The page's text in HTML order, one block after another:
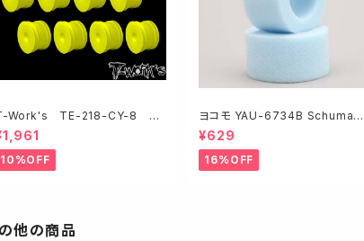
Work's TE-218-CY-8 リ
ホイール・イエロー 【アソシ/ヨ
モ/京商/HB用・8ケ入】
10%OFF
ヨコモ YAU-6734B Schumach
er 2WD/4WD共用 ミディアム
リヤインナー
¥629
16%OFF
他の商品